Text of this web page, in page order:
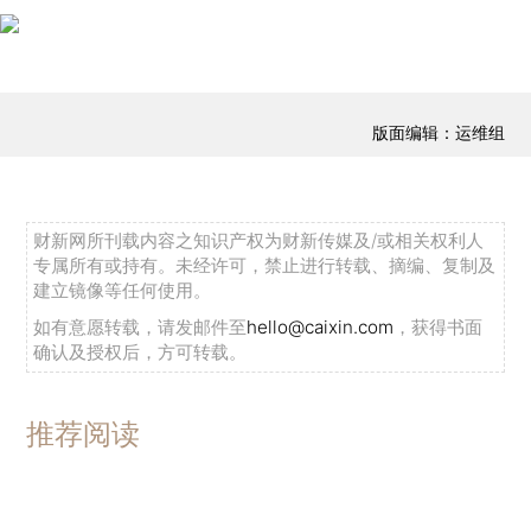
版面编辑：运维组
财新网所刊载内容之知识产权为财新传媒及/或相关权利人
专属所有或持有。未经许可，禁止进行转载、摘编、复制及
建立镜像等任何使用。
如有意愿转载，请发邮件至hello@caixin.com ，获得书面
确认及授权后，方可转载。
推荐阅读